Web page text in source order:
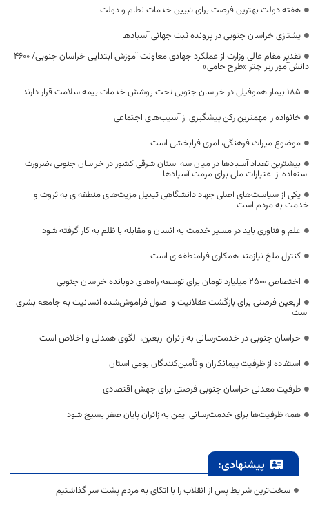
هفته دولت بهترین فرصت برای تبیین خدمات نظام و دولت
یشتازی خراسان جنوبی در پرونده ثبت جهانی آسبادها
تقدیر مقام عالی وزارت از عملکرد جهادی معاونت آموزش ابتدایی خراسان جنوبی/ ۴۶۰۰
دانش‌آموز زیر چتر «طرح حامی»
۱۸۵ بیمار هموفیلی در خراسان جنوبی تحت پوشش خدمات بیمه سلامت قرار دارند
خانواده را مهمترین رکن پیشگیری از آسیب‌های اجتماعی
موضوع میراث فرهنگی، امری فرابخشی است
بیشترین تعداد آسبادها در میان سه استان شرقی کشور در خراسان جنوبی ،ضرورت
استفاده از اعتبارات ملی برای مرمت آسبادها
یکی از سیاست‌های اصلی جهاد دانشگاهی تبدیل مزیت‌های منطقه‌ای به ثروت و
خدمت به مردم است
علم و فناوری باید در مسیر خدمت به انسان و مقابله با ظلم به کار گرفته شود
کنترل ملخ نیازمند همکاری فرامنطقه‌ای است
اختصاص 2500 میلیارد تومان برای توسعه راه‌های دوبانده خراسان جنوبی
اربعین فرصتی برای بازگشت عقلانیت و اصول فراموش‌شده انسانیت به جامعه بشری
است
خراسان جنوبی در خدمت‌رسانی به زائران اربعین، الگوی همدلی و اخلاص است
استفاده از ظرفیت پیمانکاران و تأمین‌کنندگان بومی استان
ظرفیت معدنی خراسان جنوبی فرصتی برای جهش اقتصادی
همه ظرفیت‌ها برای خدمت‌رسانی ایمن به زائران پایان صفر بسیج شود
پیشنهادی:
سخت‌ترین شرایط پس از انقلاب را با اتکای به مردم پشت سر گذاشتیم